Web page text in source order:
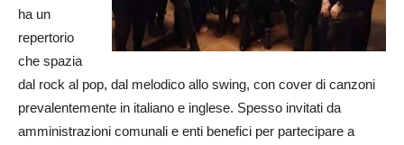
ha un
repertorio
che spazia
dal rock al pop, dal melodico allo swing, con cover di canzoni
prevalentemente in italiano e inglese. Spesso invitati da
amministrazioni comunali e enti benefici per partecipare a